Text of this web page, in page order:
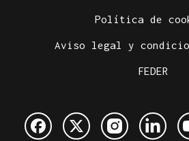
Política de
Aviso legal y
FEDER